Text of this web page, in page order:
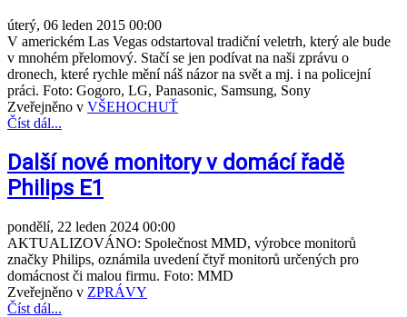
úterý, 06 leden 2015 00:00
V americkém Las Vegas odstartoval tradiční veletrh, který ale bude
v mnohém přelomový. Stačí se jen podívat na naši zprávu o
dronech, které rychle mění náš názor na svět a mj. i na policejní
práci. Foto: Gogoro, LG, Panasonic, Samsung, Sony
Zveřejněno v VŠEHOCHUŤ
Číst dál...
Další nové monitory v domácí řadě
Philips E1
pondělí, 22 leden 2024 00:00
AKTUALIZOVÁNO: Společnost MMD, výrobce monitorů
značky Philips, oznámila uvedení čtyř monitorů určených pro
domácnost či malou firmu. Foto: MMD
Zveřejněno v ZPRÁVY
Číst dál...